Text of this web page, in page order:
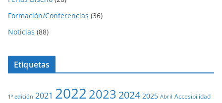
Formación/Conferencias (36)
Noticias (88)
Etiquetas
1º edición 2021 20222023 2024 2025 Abril Accesibilidad